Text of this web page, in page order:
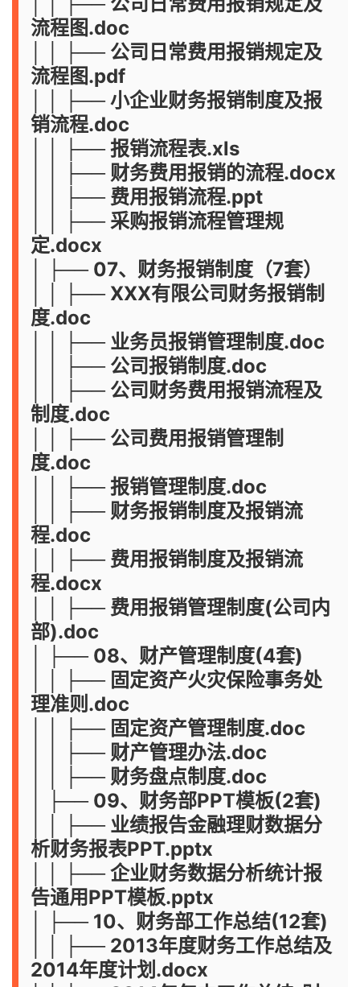
流程图.doc
│ │ ├── 公司日常费用报销规定及
流程图.pdf
│ │ ├── 小企业财务报销制度及报
销流程.doc
│ │ ├── 报销流程表.xls
│ │ ├── 财务费用报销的流程.docx
│ │ ├── 费用报销流程.ppt
│ │ ├── 采购报销流程管理规
定.docx
│ ├── 07、财务报销制度（7套）
│ │ ├── XXX有限公司财务报销制
度.doc
│ │ ├── 业务员报销管理制度.doc
│ │ ├── 公司报销制度.doc
│ │ ├── 公司财务费用报销流程及
制度.doc
│ │ ├── 公司费用报销管理制
度.doc
│ │ ├── 报销管理制度.doc
│ │ ├── 财务报销制度及报销流
程.doc
│ │ ├── 费用报销制度及报销流
程.docx
│ │ ├── 费用报销管理制度(公司内
部).doc
│ ├── 08、财产管理制度(4套)
│ │ ├── 固定资产火灾保险事务处
理准则.doc
│ │ ├── 固定资产管理制度.doc
│ │ ├── 财产管理办法.doc
│ │ ├── 财务盘点制度.doc
│ ├── 09、财务部PPT模板(2套)
│ │ ├── 业绩报告金融理财数据分
析财务报表PPT.pptx
│ │ ├── 企业财务数据分析统计报
告通用PPT模板.pptx
│ ├── 10、财务部工作总结(12套)
│ │ ├── 2013年度财务工作总结及
2014年度计划.docx